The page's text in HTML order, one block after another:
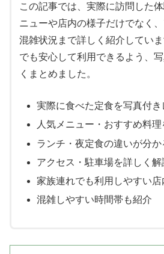
この記事では、実際に訪問した
ニューや店内の様子だけでなく、
混雑状況まで詳しく紹介してい
でも安心して利用できるよう、
くまとめました。
実際に食べた定食を写真付き
人気メニュー・おすすめ料理
ランチ・夜定食の違いが分か
アクセス・駐車場を詳しく解
家族連れでも利用しやすい店
混雑しやすい時間帯も紹介